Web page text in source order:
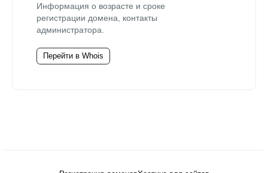
Информация о возрасте и сроке
регистрации домена, контакты
администратора.
Перейти в Whois